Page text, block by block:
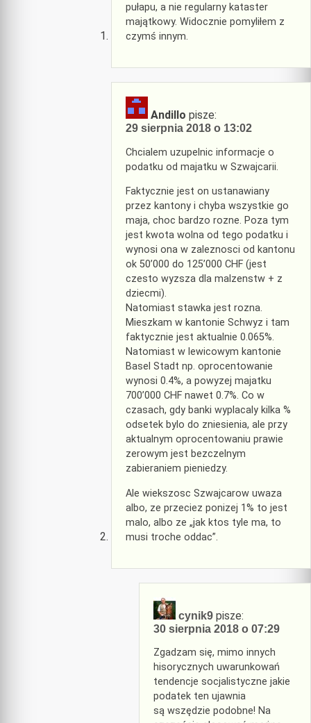
pułapu, a nie regularny kataster
majątkowy. Widocznie pomyliłem z
czymś innym.
Andillo pisze:
29 sierpnia 2018 o 13:02
Chcialem uzupelnic informacje o
podatku od majatku w Szwajcarii.
Faktycznie jest on ustanawiany
przez kantony i chyba wszystkie go
maja, choc bardzo rozne. Poza tym
jest kwota wolna od tego podatku i
wynosi ona w zaleznosci od kantonu
ok 50’000 do 125’000 CHF (jest
czesto wyzsza dla malzenstw + z
dziecmi).
Natomiast stawka jest rozna.
Mieszkam w kantonie Schwyz i tam
faktycznie jest aktualnie 0.065%.
Natomiast w lewicowym kantonie
Basel Stadt np. oprocentowanie
wynosi 0.4%, a powyzej majatku
700’000 CHF nawet 0.7%. Co w
czasach, gdy banki wyplacaly kilka %
odsetek bylo do zniesienia, ale przy
aktualnym oprocentowaniu prawie
zerowym jest bezczelnym
zabieraniem pieniedzy.
Ale wiekszosc Szwajcarow uwaza
albo, ze przeciez ponizej 1% to jest
malo, albo ze „jak ktos tyle ma, to
musi troche oddac”.
cynik9 pisze:
30 sierpnia 2018 o 07:29
Zgadzam się, mimo innych
hisorycznych uwarunkowań
tendencje socjalistyczne jakie
podatek ten ujawnia
są wszędzie podobne! Na